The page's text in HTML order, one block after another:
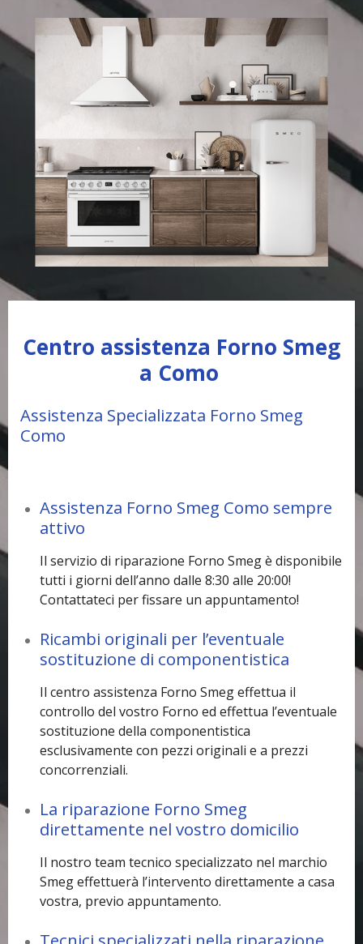
Centro assistenza Forno Smeg
a Como
Assistenza Specializzata Forno Smeg
Como
Assistenza Forno Smeg Como sempre
attivo
Il servizio di riparazione Forno Smeg è disponibile
tutti i giorni dell’anno dalle 8:30 alle 20:00!
Contattateci per fissare un appuntamento!
Ricambi originali per l’eventuale
sostituzione di componentistica
Il centro assistenza Forno Smeg effettua il
controllo del vostro Forno ed effettua l’eventuale
sostituzione della componentistica
esclusivamente con pezzi originali e a prezzi
concorrenziali.
La riparazione Forno Smeg
direttamente nel vostro domicilio
Il nostro team tecnico specializzato nel marchio
Smeg effettuerà l’intervento direttamente a casa
vostra, previo appuntamento.